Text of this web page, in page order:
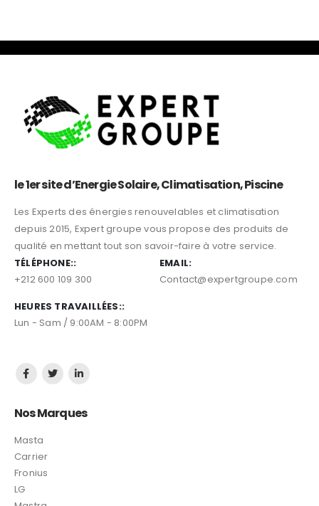
le 1er site d’Energie Solaire, Climatisation, Piscine
Les Experts des énergies renouvelables et climatisation
depuis 2015, Expert groupe vous propose des produits de
qualité en mettant tout son savoir-faire à votre service.
TÉLÉPHONE::
+212 600 109 300
EMAIL:
Contact@expertgroupe.com
HEURES TRAVAILLÉES::
Lun - Sam / 9:00AM - 8:00PM
Nos Marques
Masta
Carrier
Fronius
LG